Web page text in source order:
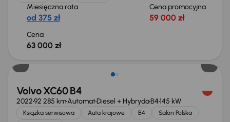
Miesięczna rata
od 375 zł
Cena promocyjna
59 000 zł
Cena
63 000 zł
Możliwość odliczenia VAT
Volvo XC60 B4
202292 285 kmAutomatDiesel + HybrydaB4145 kW
Książka serwisowa Auta krajowe B4
Salon Polska